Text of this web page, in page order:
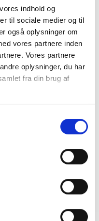
indhold og
til sociale medier og til
også oplysninger om
vores partnere inden
Vores partnere
oplysninger, du har
fra din brug af
– alle
1. januar
ved